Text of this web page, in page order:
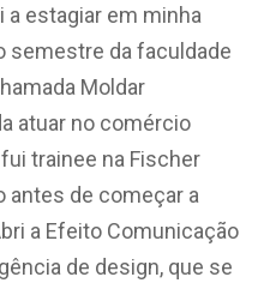
a estagiar em minha
semestre da faculdade
Moldar
atuar no comércio
trainee na Fischer
antes de começar a
a Efeito Comunicação
de design, que se